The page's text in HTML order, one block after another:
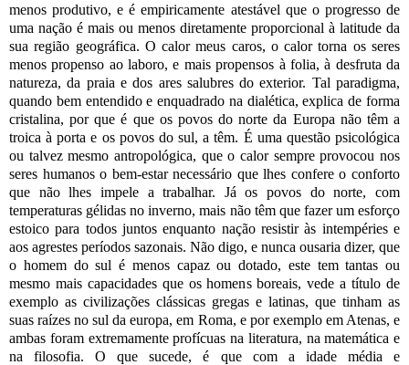
menos produtivo, e é empiricamente atestável que o progresso de
uma nação é mais ou menos diretamente proporcional à latitude da
sua região geográfica. O calor meus caros, o calor torna os seres
menos propenso ao laboro, e mais propensos à folia, à desfruta da
natureza, da praia e dos ares salubres do exterior. Tal paradigma,
quando bem entendido e enquadrado na dialética, explica de forma
cristalina, por que é que os povos do norte da Europa não têm a
troica à porta e os povos do sul, a têm. É uma questão psicológica
ou talvez mesmo antropológica, que o calor sempre provocou nos
seres humanos o bem-estar necessário que lhes confere o conforto
que não lhes impele a trabalhar. Já os povos do norte, com
temperaturas gélidas no inverno, mais não têm que fazer um esforço
estoico para todos juntos enquanto nação resistir às intempéries e
aos agrestes períodos sazonais. Não digo, e nunca ousaria dizer, que
o homem do sul é menos capaz ou dotado, este tem tantas ou
mesmo mais capacidades que os homens boreais, vede a título de
exemplo as civilizações clássicas gregas e latinas, que tinham as
suas raízes no sul da europa, em Roma, e por exemplo em Atenas, e
ambas foram extremamente profícuas na literatura, na matemática e
na filosofia. O que sucede, é que com a idade média e